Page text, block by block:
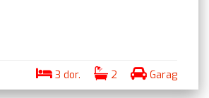
3 dor. 2 Garag